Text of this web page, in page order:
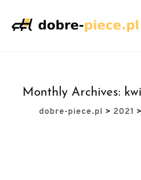
Monthly Archives:
dobre-piece.pl > 2021 >